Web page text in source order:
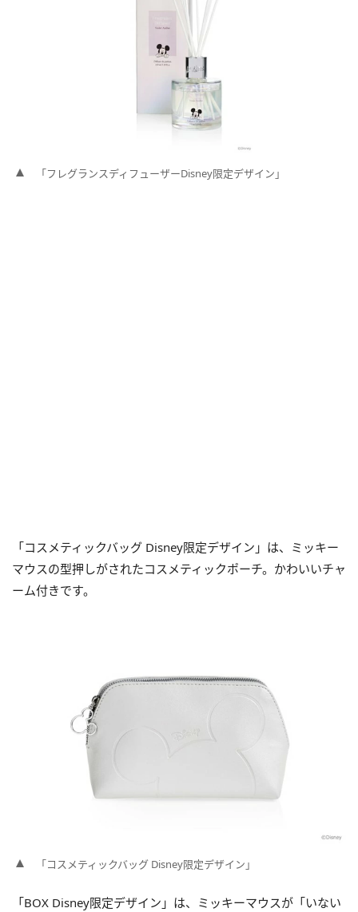
「フレグランスディフューザーDisney限定デザイン」
「コスメティックバッグ Disney限定デザイン」は、ミッキー
マウスの型押しがされたコスメティックポーチ。かわいいチャ
ーム付きです。
「コスメティックバッグ Disney限定デザイン」
「BOX Disney限定デザイン」は、ミッキーマウスが「いない